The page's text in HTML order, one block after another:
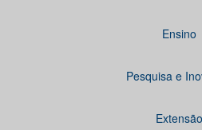
Ensino
Pesquisa e
Extensão